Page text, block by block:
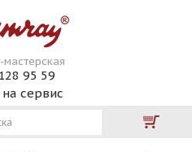
95 59
сервис